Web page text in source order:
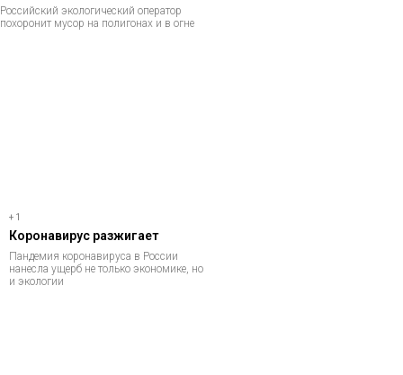
Российский экологический оператор
похоронит мусор на полигонах и в огне
+1
Коронавирус разжигает
Пандемия коронавируса в России
нанесла ущерб не только экономике, но
и экологии